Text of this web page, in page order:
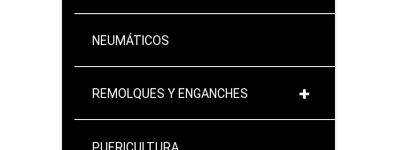
NEUMÁTICOS
REMOLQUES Y ENGANCHES
PUERICULTURA